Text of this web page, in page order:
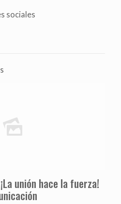
sociales
unión hace la fuerza!